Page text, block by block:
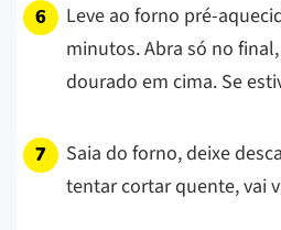
Leve ao forno pré-
minutos. Abra só no
dourado em cima. Se
Saia do forno, deixe
tentar cortar quente, vai